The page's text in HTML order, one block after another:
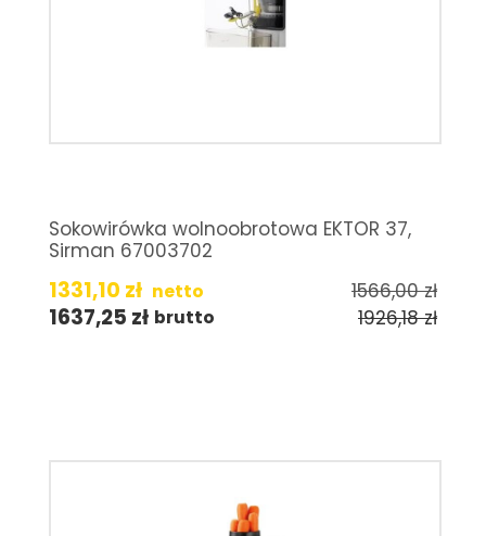
Sokowirówka wolnoobrotowa EKTOR 37,
Sirman 67003702
1331,10 zł netto 1566,00zł
1637,25 zł brutto 1926,18zł